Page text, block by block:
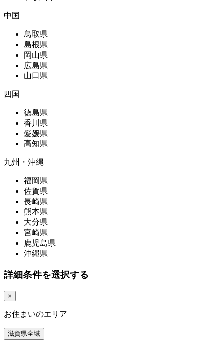
中国
鳥取県
島根県
岡山県
広島県
山口県
四国
徳島県
香川県
愛媛県
高知県
九州・沖縄
福岡県
佐賀県
長崎県
熊本県
大分県
宮崎県
鹿児島県
沖縄県
詳細条件を選択する
×
お住まいのエリア
滋賀県全域